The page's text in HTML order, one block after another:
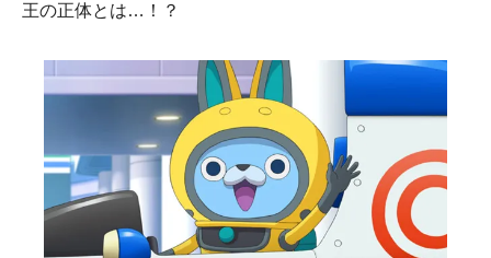
王の正体とは…！？